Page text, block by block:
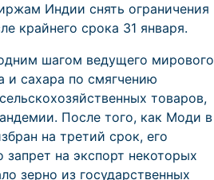
Индии снять ограничения
крайнего срока 31 января.
шагом ведущего мирового
и сахара по смягчению
товаров,
После того, как Моди в
на третий срок, его
запрет на экспорт некоторых
зерно из государственных